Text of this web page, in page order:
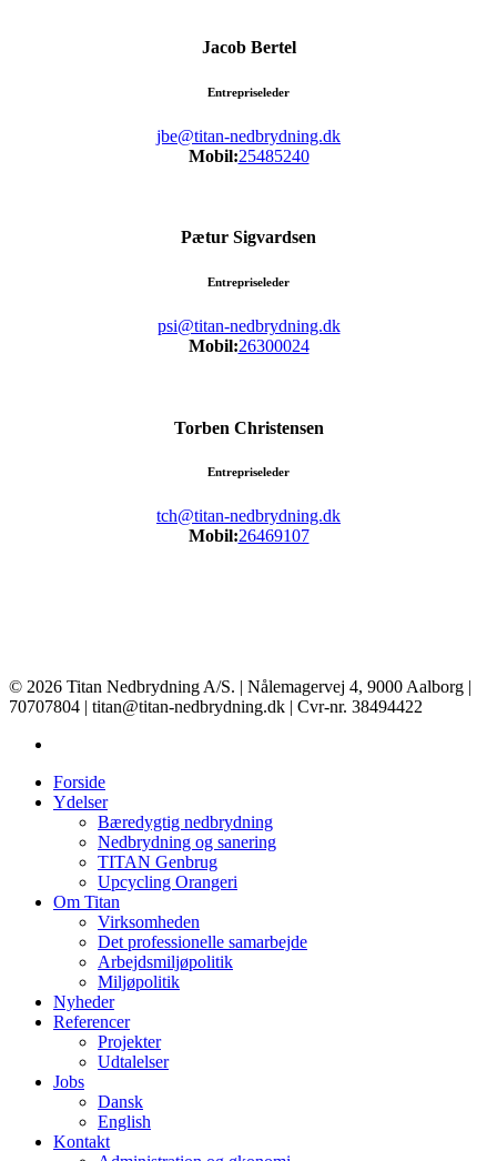
Jacob Bertel
Entrepriseleder
jbe@titan-nedbrydning.dk
Mobil:25485240
Pætur Sigvardsen
Entrepriseleder
psi@titan-nedbrydning.dk
Mobil:26300024
Torben Christensen
Entrepriseleder
tch@titan-nedbrydning.dk
Mobil:26469107
© 2026 Titan Nedbrydning A/S. | Nålemagervej 4, 9000 Aalborg |
70707804 | titan@titan-nedbrydning.dk | Cvr-nr. 38494422
Forside
Ydelser
Bæredygtig nedbrydning
Nedbrydning og sanering
TITAN Genbrug
Upcycling Orangeri
Om Titan
Virksomheden
Det professionelle samarbejde
Arbejdsmiljøpolitik
Miljøpolitik
Nyheder
Referencer
Projekter
Udtalelser
Jobs
Dansk
English
Kontakt